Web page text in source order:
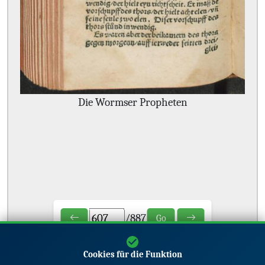
Die Wormser Propheten
/887 Go
Cookies für die Funktion